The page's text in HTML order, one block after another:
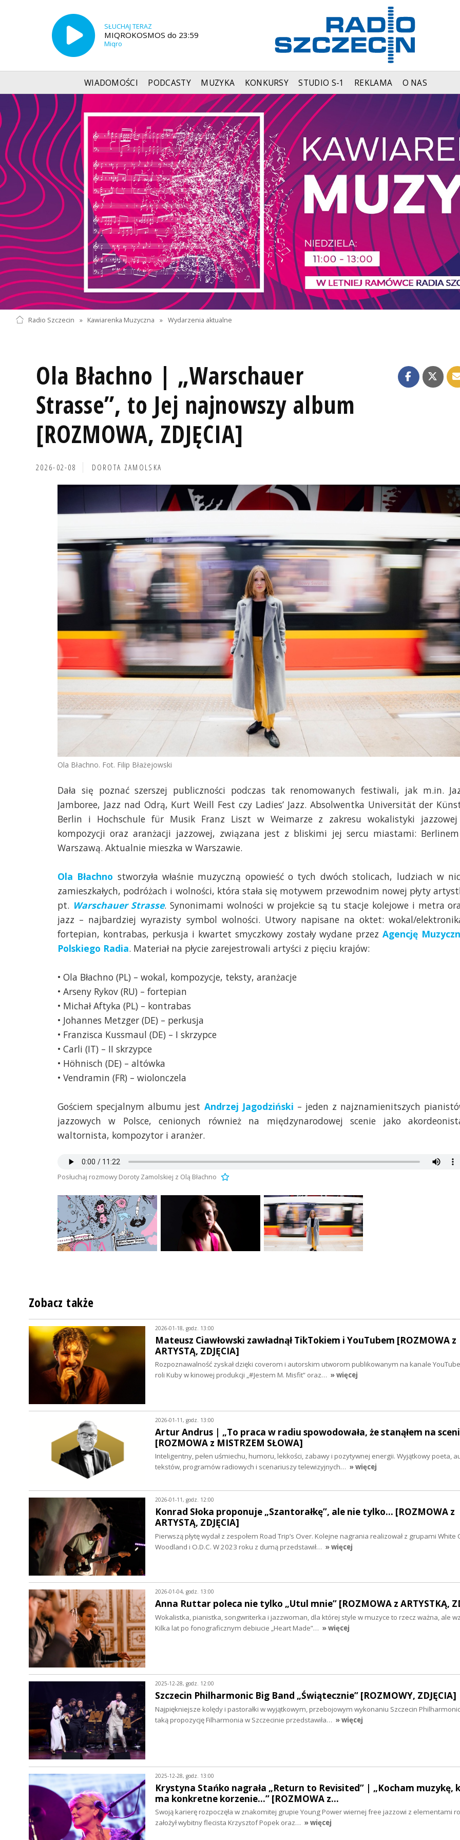
SŁUCHAJ TERAZ
MIQROKOSMOS do 23:59
Miqro
WIADOMOŚCI PODCASTY MUZYKA KONKURSY STUDIO S-1 REKLAMA O NAS
Radio Szczecin » Kawiarenka Muzyczna » Wydarzenia aktualne
Ola Błachno | „Warschauer
Strasse”, to Jej najnowszy album
[ROZMOWA, ZDJĘCIA]
2026-02-08 DOROTA ZAMOLSKA
Ola Błachno. Fot. Filip Błażejowski
Dała się poznać szerszej publiczności podczas tak renomowanych festiwali, jak m.in.
Jamboree, Jazz nad Odrą, Kurt Weill Fest czy Ladies’ Jazz. Absolwentka Universität der
Berlin i Hochschule für Musik Franz Liszt w Weimarze z zakresu wokalistyki
kompozycji oraz aranżacji jazzowej, związana jest z bliskimi jej sercu miastami:
Warszawą. Aktualnie mieszka w Warszawie.
Ola Błachno stworzyła właśnie muzyczną opowieść o tych dwóch stolicach, ludziach w
zamieszkałych, podróżach i wolności, która stała się motywem przewodnim nowej płyty
pt. Warschauer Strasse. Synonimami wolności w projekcie są tu stacje kolejowe i metra
jazz – najbardziej wyrazisty symbol wolności. Utwory napisane na oktet: wokal/
fortepian, kontrabas, perkusja i kwartet smyczkowy zostały wydane przezAgencję
Polskiego Radia. Materiał na płycie zarejestrowali artyści z pięciu krajów:
• Ola Błachno (PL) – wokal, kompozycje, teksty, aranżacje
• Arseny Rykov (RU) – fortepian
• Michał Aftyka (PL) – kontrabas
• Johannes Metzger (DE) – perkusja
• Franzisca Kussmaul (DE) – I skrzypce
• Carli (IT) – II skrzypce
• Höhnisch (DE) – altówka
• Vendramin (FR) – wiolonczela
Gościem specjalnym albumu jest Andrzej Jagodziński – jeden z najznamienitszych
jazzowych w Polsce, cenionych również na międzynarodowej scenie jako
waltornista, kompozytor i aranżer.
Posłuchaj rozmowy Doroty Zamolskiej z Olą Błachno
Zobacz także
2026-01-18, godz. 13:00
Mateusz Ciawłowski zawładnął TikTokiem i YouTubem [ROZMOWA z
ARTYSTĄ, ZDJĘCIA]
Rozpoznawalność zyskał dzięki coverom i autorskim utworom publikowanym na kanale
roli Kuby w kinowej produkcji „#Jestem M. Misfit” oraz… » więcej
2026-01-11, godz. 13:00
Artur Andrus | „To praca w radiu spowodowała, że stanąłem na
[ROZMOWA z MISTRZEM SŁOWA]
Inteligentny, pełen uśmiechu, humoru, lekkości, zabawy i pozytywnej energii. Wyjątkowy poeta,
tekstów, programów radiowych i scenariuszy telewizyjnych… » więcej
2026-01-11, godz. 12:00
Konrad Słoka proponuje „Szantorałkę”, ale nie tylko... [ROZMOWA z
ARTYSTĄ, ZDJĘCIA]
Pierwszą płytę wydał z zespołem Road Trip’s Over. Kolejne nagrania realizował z grupami White
Woodland i O.D.C. W 2023 roku z dumą przedstawił… » więcej
2026-01-04, godz. 13:00
Anna Ruttar poleca nie tylko „Utul mnie” [ROZMOWA z ARTYSTKĄ,
Wokalistka, pianistka, songwriterka i jazzwoman, dla której style w muzyce to rzecz ważna, ale
Kilka lat po fonograficznym debiucie „Heart Made”… » więcej
2025-12-28, godz. 12:00
Szczecin Philharmonic Big Band „Świątecznie” [ROZMOWY, ZDJĘCIA]
Najpiękniejsze kolędy i pastorałki w wyjątkowym, przebojowym wykonaniu Szczecin
taką propozycję Filharmonia w Szczecinie przedstawiła… » więcej
2025-12-28, godz. 13:00
Krystyna Stańko nagrała „Return to Revisited” | „Kocham muzykę,
ma konkretne korzenie...” [ROZMOWA z…
Swoją karierę rozpoczęła w znakomitej grupie Young Power wiernej free jazzowi z elementami
założył wybitny flecista Krzysztof Popek oraz… » więcej